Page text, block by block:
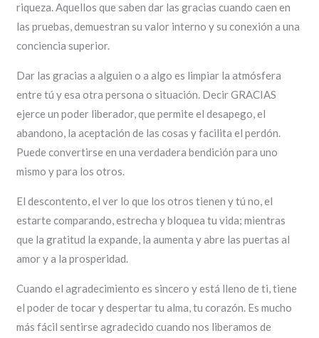
riqueza. Aquellos que saben dar las gracias cuando caen en
las pruebas, demuestran su valor interno y su conexión a una
conciencia superior.
Dar las gracias a alguien o a algo es limpiar la atmósfera
entre tú y esa otra persona o situación. Decir GRACIAS
ejerce un poder liberador, que permite el desapego, el
abandono, la aceptación de las cosas y facilita el perdón.
Puede convertirse en una verdadera bendición para uno
mismo y para los otros.
El descontento, el ver lo que los otros tienen y tú no, el
estarte comparando, estrecha y bloquea tu vida; mientras
que la gratitud la expande, la aumenta y abre las puertas al
amor y a la prosperidad.
Cuando el agradecimiento es sincero y está lleno de ti, tiene
el poder de tocar y despertar tu alma, tu corazón. Es mucho
más fácil sentirse agradecido cuando nos liberamos de